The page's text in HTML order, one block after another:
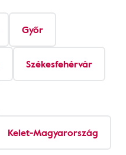
Győr
Székesfehérvár
Kelet-Magyarország